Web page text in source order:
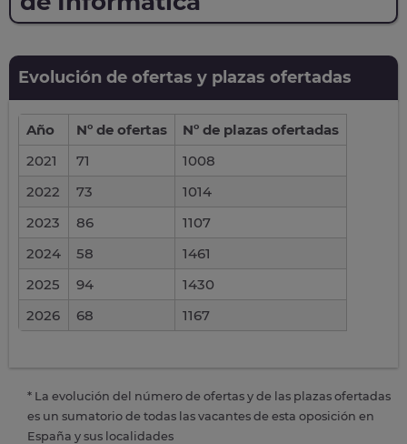
Evolución de ofertas y plazas ofertadas
Año Nº de ofertas
Nº de plazas ofertadas
2021
71
1008
2022
73
1014
2023
86
1107
2024
58
1461
2025
94
1430
2026
68 1167
* La evolución del número de ofertas y de las plazas ofertadas
es un sumatorio de todas las vacantes de esta oposición en
España y sus localidades